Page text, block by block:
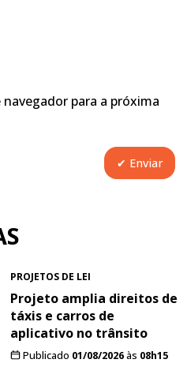
para a próxima
PROJETOS DE LEI
Projeto amplia direitos de
táxis e carros de
aplicativo no trânsito
Publicado 01/08/2026às 08h15